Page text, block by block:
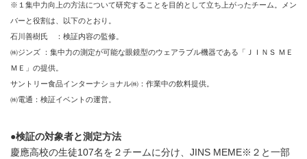
※１集中力向上の方法について研究することを目的として立ち上がったチーム。メン
バーと役割は、以下のとおり。
石川善樹氏 ：検証内容の監修。
㈱ジンズ ：集中力の測定が可能な眼鏡型のウェアラブル機器である「ＪＩＮＳ ＭＥ
ＭＥ」の提供。
サントリー食品インターナショナル㈱：作業中の飲料提供。
㈱電通：検証イベントの運営。
●検証の対象者と測定方法
慶應高校の生徒107名を２チームに分け、JINS MEME※２と一部